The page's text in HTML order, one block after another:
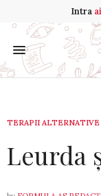
Intra
TERAPII ALTERNATIVE
Leurda